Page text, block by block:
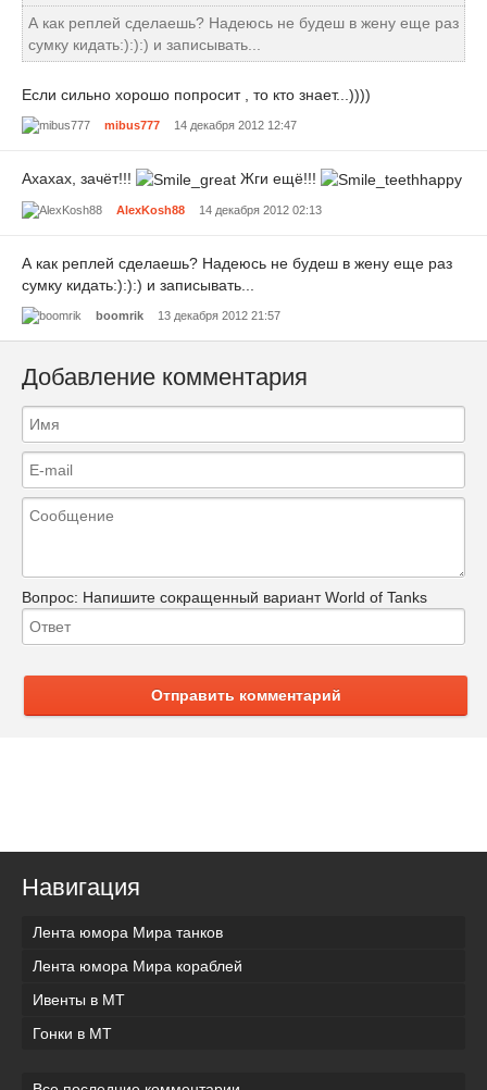
А как реплей сделаешь? Надеюсь не будеш в жену еще раз
сумку кидать:):):) и записывать...
Если сильно хорошо попросит , то кто знает...))))
mibus777 14 декабря 2012 12:47
Ахахах, зачёт!!! Жги ещё!!!
AlexKosh88 14 декабря 2012 02:13
А как реплей сделаешь? Надеюсь не будеш в жену еще раз
сумку кидать:):):) и записывать...
boomrik 13 декабря 2012 21:57
Добавление комментария
Вопрос: Напишите сокращенный вариант World of Tanks
Отправить комментарий
Навигация
Лента юмора Мира танков
Лента юмора Мира кораблей
Ивенты в МТ
Гонки в МТ